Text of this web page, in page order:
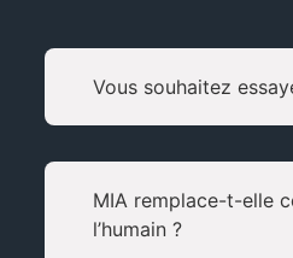
Vous souhaitez
MIA remplace-t-elle
l’humain ?